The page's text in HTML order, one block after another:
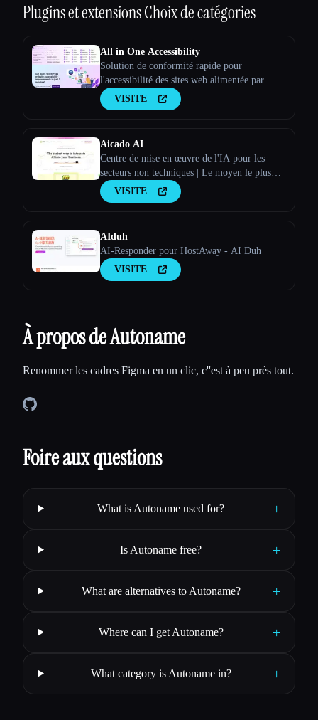
Plugins et extensionsChoix de catégories
All in One Accessibility
Solution de conformité rapide pour
l'accessibilité des sites web alimentée par
l'IA !VISITE
Aicado AI
Centre de mise en œuvre de l'IA pour les
secteurs non techniques | Le moyen le plus
simple d'intégrer l'IA à ton activité
VISITE
AIduh
AI-Responder pour HostAway - AI Duh
VISITE
À propos de Autoname
Renommer les cadres Figma en un clic, c''est à peu près tout.
Foire aux questions
What is Autoname used for? +
Is Autoname free? +
What are alternatives to Autoname? +
Where can I get Autoname? +
What category is Autoname in? +